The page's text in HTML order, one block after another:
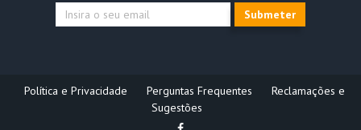
Submeter
Política e Privacidade Perguntas Frequentes
Reclamações e
Sugestões